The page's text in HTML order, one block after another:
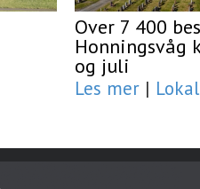
Over 7 400
Honningsvåg
og juli
Les mer | Lokal